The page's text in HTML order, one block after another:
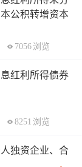
公积转增资本
7056 浏览
红利所得债券
8251 浏览
独资企业、合